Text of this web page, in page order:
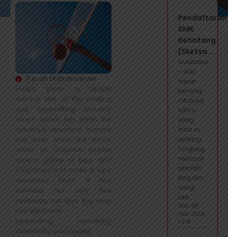
Tujuan Ekstrakurikuler
Lorem Ipsum is simply
dummy text of the printing
and typesetting industry.
Lorem Ipsum has been the
industry’s standard dummy
text ever since the 1500s,
when an unknown printer
took a galley of type and
scrambled it to make a type
specimen book. It has
survived not only five
centuries, but also the leap
into electronic
typesetting, remaining
essentially unchanged.
Pendaftaran
SMK
Ketintang
(Sketsa...
Surabaya
– Ada
kabar
penting
nih buat
kamu
yang
saat ini
sedang
bingung
mencari
sekolah
lanjutan
yang
oke...
Sab, 20
Juni 2026
| 2:31